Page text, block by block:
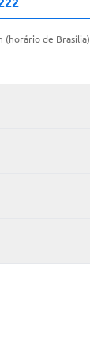
(horário de Brasília)